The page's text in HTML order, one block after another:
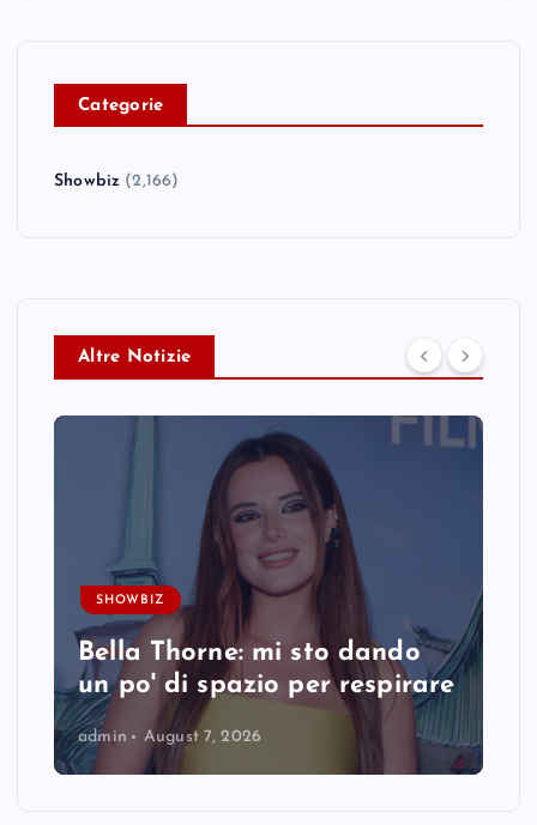
Categorie
Showbiz (2,166)
Altre Notizie
SHOWBIZ
Bella Thorne: mi sto dando
un po' di spazio per respirare
admin August 7, 2026